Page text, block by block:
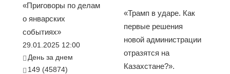
«Приговоры по делам
о январских
событиях»
29.01.2025 12:00
День за днем
149 (45874)
«Трамп в ударе. Как
первые решения
новой администрации
отразятся на
Казахстане?».